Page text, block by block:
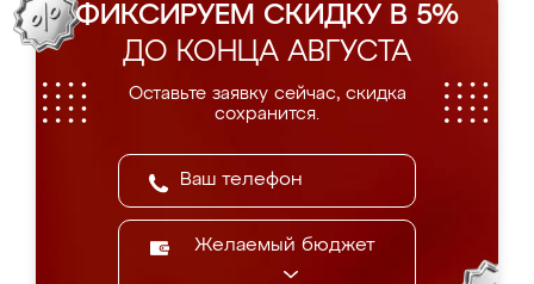
ФИКСИРУЕМ СКИДКУ В 5%
ДО КОНЦА АВГУСТА
Оставьте заявку сейчас, скидка
сохранится.
Желаемый бюджет